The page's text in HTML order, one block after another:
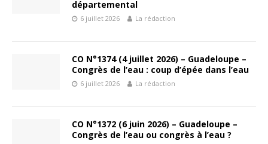
départemental
6 juillet 2026 La rédaction
CO N°1374 (4 juillet 2026) – Guadeloupe –
Congrès de l’eau : coup d’épée dans l’eau
6 juillet 2026 La rédaction
CO N°1372 (6 juin 2026) – Guadeloupe –
Congrès de l’eau ou congrès à l’eau ?